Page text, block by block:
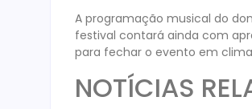
A programação musical do
festival contará ainda com
para fechar o evento em
NOTÍCIAS